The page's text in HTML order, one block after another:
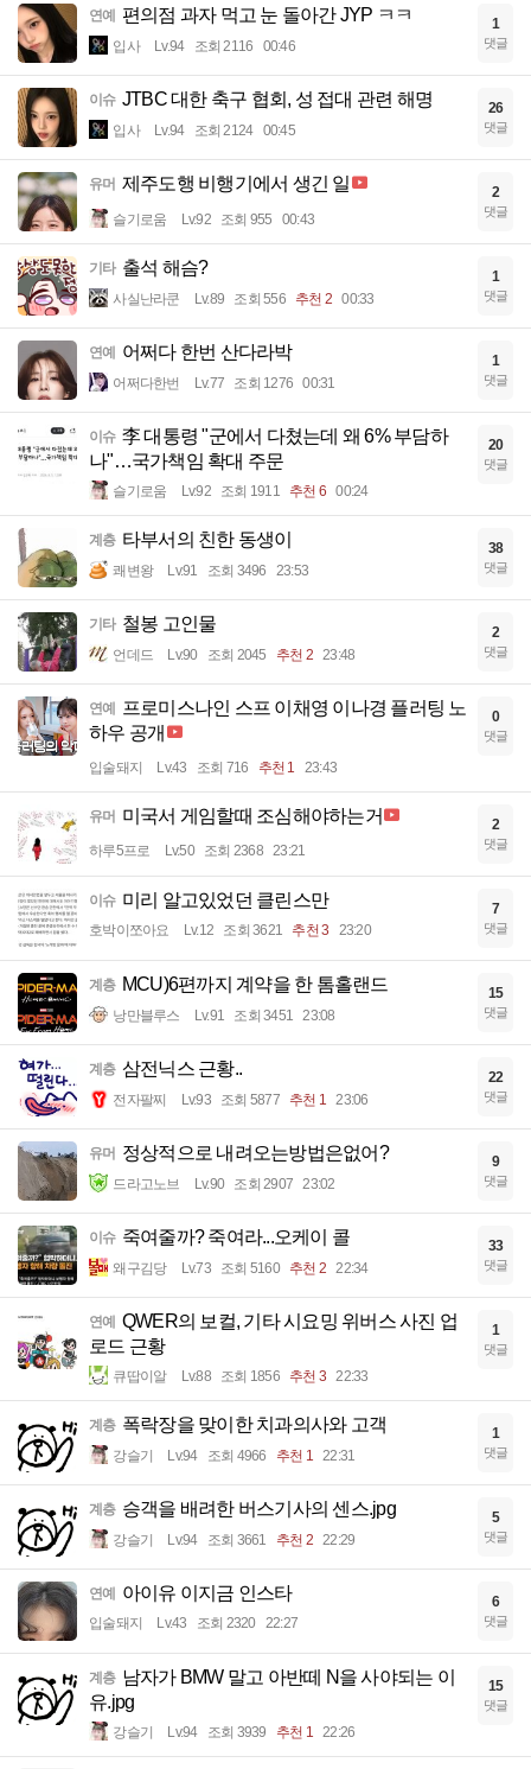
연예 편의점 과자 먹고 눈 돌아간 JYP ㅋㅋ
입사 Lv.94 조회 2116 00:46
1
댓글
이슈 JTBC 대한 축구 협회, 성 접대 관련 해명
입사 Lv.94 조회 2124 00:45
26
댓글
유머 제주도행 비행기에서 생긴 일
슬기로움 Lv.92 조회 955 00:43
2
댓글
기타 출석 해슴?
사실난라쿤 Lv.89 조회 556 추천 2 00:33
1
댓글
연예 어쩌다 한번 산다라박
어쩌다한번 Lv.77 조회 1276 00:31
1
댓글
이슈 李 대통령 "군에서 다쳤는데 왜 6% 부담하
나"…국가책임 확대 주문
슬기로움 Lv.92 조회 1911 추천 6 00:24
20
댓글
계층 타부서의 친한 동생이
쾌변왕 Lv.91 조회 3496 23:53
38
댓글
기타 철봉 고인물
언데드 Lv.90 조회 2045 추천 2 23:48
2
댓글
연예
프로미스나인 스프 이채영 이나경 플러팅 노
하우 공개
입술돼지 Lv.43 조회 716 추천 1 23:43
0
댓글
유머 미국서 게임할때 조심해야하는거
하루5프로 Lv.50 조회 2368 23:21
2
댓글
이슈 미리 알고있었던 클린스만
호박이쪼아요 Lv.12 조회 3621 추천 3 23:20
7
댓글
계층 MCU)6편까지 계약을 한 톰홀랜드
낭만블루스 Lv.91 조회 3451 23:08
15
댓글
계층 삼전닉스 근황..
전자팔찌 Lv.93 조회 5877 추천 1 23:06
22
댓글
유머 정상적으로 내려오는방법은없어?
드라고노브 Lv.90 조회 2907 23:02
9
댓글
이슈 죽여줄까? 죽여라...오케이 콜
왜구김당 Lv.73 조회 5160 추천 2 22:34
33
댓글
연예
QWER의 보컬, 기타 시요밍 위버스 사진 업
로드 근황
큐땁이알 Lv.88 조회 1856 추천 3 22:33
1
댓글
계층 폭락장을 맞이한 치과의사와 고객
강슬기 Lv.94 조회 4966 추천 1 22:31
1
댓글
계층 승객을 배려한 버스기사의 센스.jpg
강슬기 Lv.94 조회 3661 추천 2 22:29
5
댓글
연예 아이유 이지금 인스타
입술돼지 Lv.43 조회 2320 22:27
6
댓글
계층 남자가 BMW 말고 아반떼 N을 사야되는 이
유.jpg
강슬기 Lv.94 조회 3939 추천 1 22:26
15
댓글